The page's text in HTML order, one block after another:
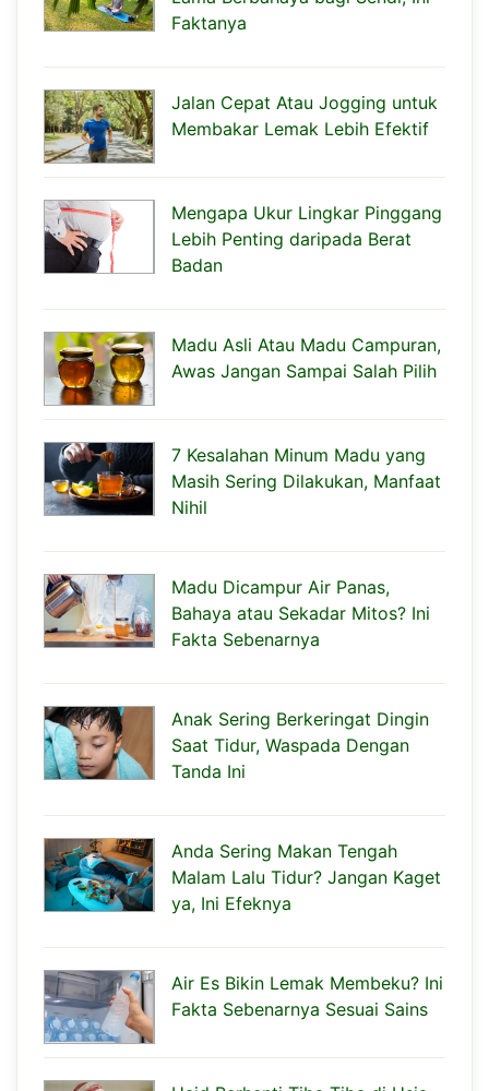
Faktanya
Jalan Cepat Atau Jogging untuk
Membakar Lemak Lebih Efektif
Mengapa Ukur Lingkar Pinggang
Lebih Penting daripada Berat
Badan
Madu Asli Atau Madu Campuran,
Awas Jangan Sampai Salah Pilih
7 Kesalahan Minum Madu yang
Masih Sering Dilakukan, Manfaat
Nihil
Madu Dicampur Air Panas,
Bahaya atau Sekadar Mitos? Ini
Fakta Sebenarnya
Anak Sering Berkeringat Dingin
Saat Tidur, Waspada Dengan
Tanda Ini
Anda Sering Makan Tengah
Malam Lalu Tidur? Jangan Kaget
ya, Ini Efeknya
Air Es Bikin Lemak Membeku? Ini
Fakta Sebenarnya Sesuai Sains